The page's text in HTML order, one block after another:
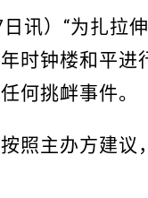
日讯）“为扎拉
时钟楼和平进
何挑衅事件。
照主办方建议